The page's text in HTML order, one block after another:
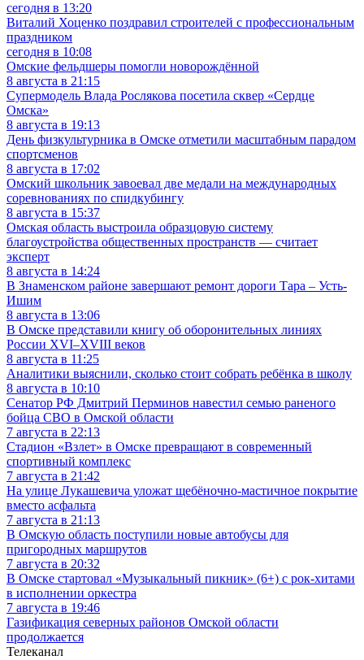
сегодня в 13:20
Виталий Хоценко поздравил строителей с профессиональным
праздником
сегодня в 10:08
Омские фельдшеры помогли новорождённой
8 августа в 21:15
Супермодель Влада Рослякова посетила сквер «Сердце
Омска»
8 августа в 19:13
День физкультурника в Омске отметили масштабным парадом
спортсменов
8 августа в 17:02
Омский школьник завоевал две медали на международных
соревнованиях по спидкубингу
8 августа в 15:37
Омская область выстроила образцовую систему
благоустройства общественных пространств — считает
эксперт
8 августа в 14:24
В Знаменском районе завершают ремонт дороги Тара – Усть-
Ишим
8 августа в 13:06
В Омске представили книгу об оборонительных линиях
России XVI–XVIII веков
8 августа в 11:25
Аналитики выяснили, сколько стоит собрать ребёнка в школу
8 августа в 10:10
Сенатор РФ Дмитрий Перминов навестил семью раненого
бойца СВО в Омской области
7 августа в 22:13
Стадион «Взлет» в Омске превращают в современный
спортивный комплекс
7 августа в 21:42
На улице Лукашевича уложат щебёночно-мастичное покрытие
вместо асфальта
7 августа в 21:13
В Омскую область поступили новые автобусы для
пригородных маршрутов
7 августа в 20:32
В Омске стартовал «Музыкальный пикник» (6+) с рок-хитами
в исполнении оркестра
7 августа в 19:46
Газификация северных районов Омской области
продолжается
Телеканал